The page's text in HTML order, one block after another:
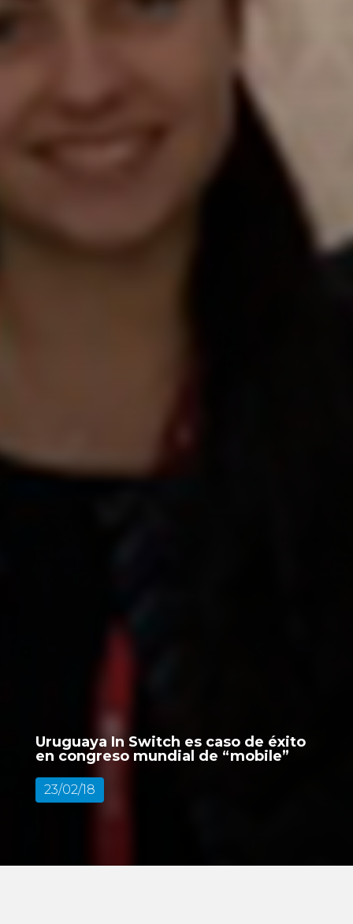
Uruguaya In Switch es caso de éxito
en congreso mundial de “mobile”
23/02/18